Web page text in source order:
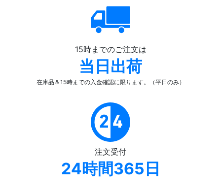
15時までのご注文は
当日出荷
在庫品＆15時までの入金確認に限ります。（平日のみ）
注文受付
24時間365日